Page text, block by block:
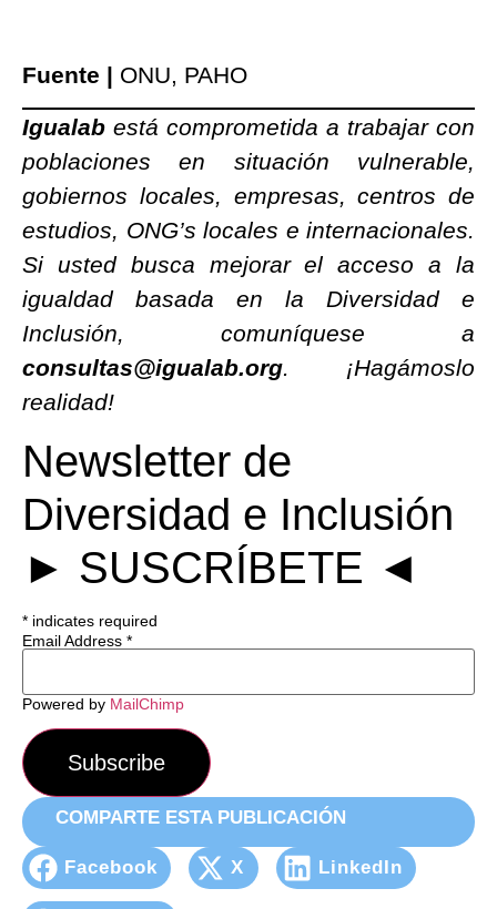
Fuente | ONU, PAHO
Igualab está comprometida a trabajar con
poblaciones en situación vulnerable,
gobiernos locales, empresas, centros de
estudios, ONG’s locales e internacionales.
Si usted busca mejorar el acceso a la
igualdad basada en la Diversidad e
Inclusión, comuníquese a
consultas@igualab.org. ¡Hagámoslo
realidad!
Newsletter de
Diversidad e Inclusión
► SUSCRÍBETE ◄
* indicates required
Email Address *
Powered by MailChimp
COMPARTE ESTA PUBLICACIÓN
Facebook X LinkedIn